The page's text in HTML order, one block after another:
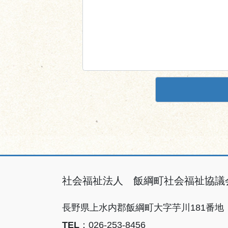
社会福祉法人 飯綱町社会福祉協議
長野県上水内郡飯綱町大字芋川181番地
TEL ：026-253-8456